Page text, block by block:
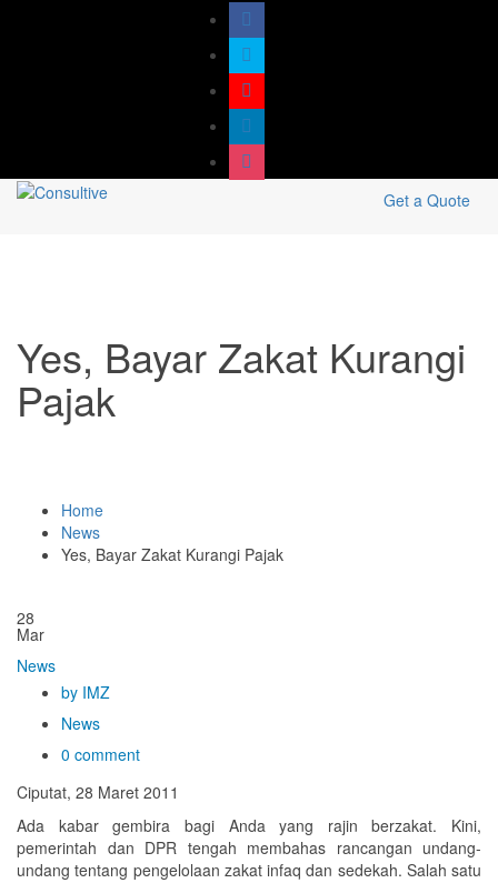
Get a Quote
Yes, Bayar Zakat Kurangi
Pajak
Home
News
Yes, Bayar Zakat Kurangi Pajak
28
Mar
News
by IMZ
News
0 comment
Ciputat, 28 Maret 2011
Ada kabar gembira bagi Anda yang rajin berzakat. Kini,
pemerintah dan DPR tengah membahas rancangan undang-
undang tentang pengelolaan zakat infaq dan sedekah. Salah satu